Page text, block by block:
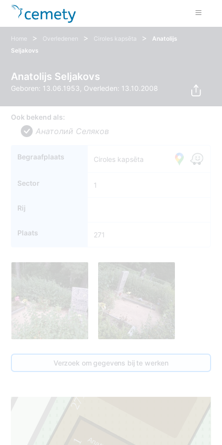
Home > Overledenen > Ciroles kapsēta >
Anatolijs
Seljakovs
Anatolijs Seljakovs
Geboren: 13.06.1953, Overleden: 13.10.2008
Ook bekend als:
Анатолий Селяков
Begraafplaats Ciroles kapsēta
Sector 1
Rij
Plaats 271
Verzoek om gegevens bij te werken
271
1